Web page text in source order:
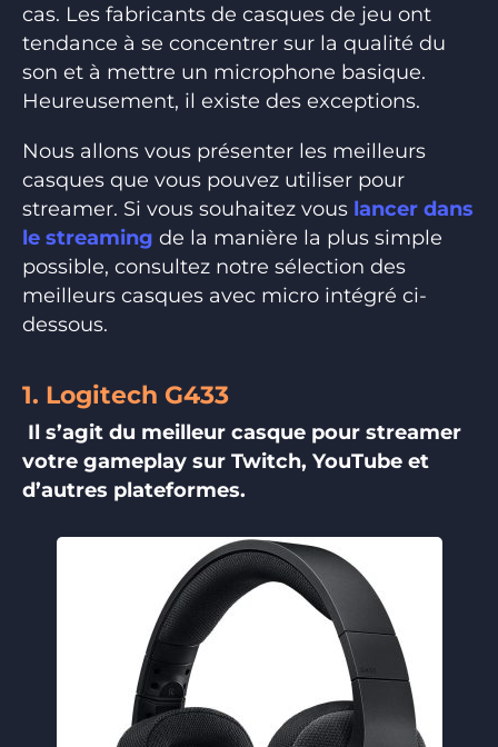
cas. Les fabricants de casques de jeu ont
tendance à se concentrer sur la qualité du
son et à mettre un microphone basique.
Heureusement, il existe des exceptions.
Nous allons vous présenter les meilleurs
casques que vous pouvez utiliser pour
streamer. Si vous souhaitez vous lancer dans
le streaming de la manière la plus simple
possible, consultez notre sélection des
meilleurs casques avec micro intégré ci-
dessous.
1. Logitech G433
Il s’agit du meilleur casque pour streamer
votre gameplay sur Twitch, YouTube et
d’autres plateformes.